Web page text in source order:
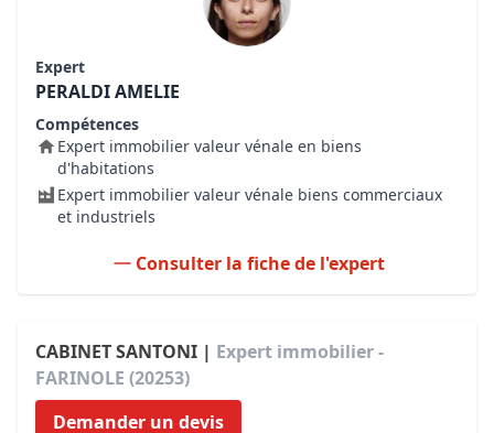
Expert
PERALDI AMELIE
Compétences
Expert immobilier valeur vénale en biens
d'habitations
Expert immobilier valeur vénale biens commerciaux
et industriels
Consulter la fiche de l'expert
CABINET SANTONI | Expert immobilier -
FARINOLE (20253)
Demander un devis